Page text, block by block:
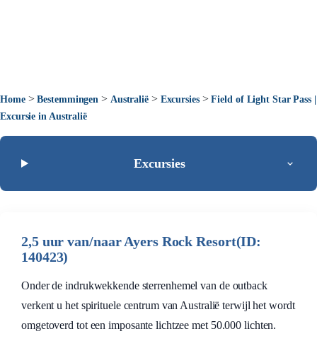
Home>Bestemmingen > Australië> Excursies>Field of Light Star Pass |
Excursie in Australië
Excursies
2,5 uur van/naar Ayers Rock Resort(ID:
140423)
Onder de indrukwekkende sterrenhemel van de outback
verkent u het spirituele centrum van Australië terwijl het wordt
omgetoverd tot een imposante lichtzee met 50.000 lichten.